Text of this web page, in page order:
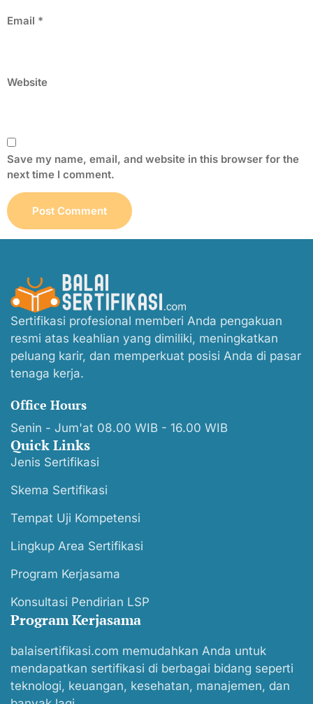
Email *
Website
Save my name, email, and website in this browser for the
next time I comment.
Sertifikasi profesional memberi Anda pengakuan
resmi atas keahlian yang dimiliki, meningkatkan
peluang karir, dan memperkuat posisi Anda di pasar
tenaga kerja.
Office Hours
Senin - Jum'at 08.00 WIB - 16.00 WIB
Quick Links
Jenis Sertifikasi
Skema Sertifikasi
Tempat Uji Kompetensi
Lingkup Area Sertifikasi
Program Kerjasama
Konsultasi Pendirian LSP
Program Kerjasama
balaisertifikasi.com memudahkan Anda untuk
mendapatkan sertifikasi di berbagai bidang seperti
teknologi, keuangan, kesehatan, manajemen, dan